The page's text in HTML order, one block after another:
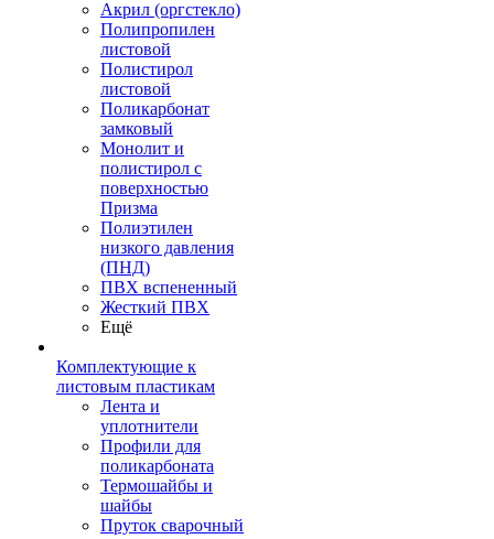
Акрил (оргстекло)
Полипропилен
листовой
Полистирол
листовой
Поликарбонат
замковый
Монолит и
полистирол с
поверхностью
Призма
Полиэтилен
низкого давления
(ПНД)
ПВХ вспененный
Жесткий ПВХ
Ещё
Комплектующие к
листовым пластикам
Лента и
уплотнители
Профили для
поликарбоната
Термошайбы и
шайбы
Пруток сварочный